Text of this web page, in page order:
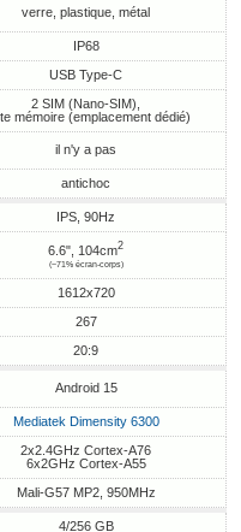
verre, plastique, métal
IP68
USB Type-C
2 SIM (Nano-SIM),
mémoire (emplacement dédié)
il n'y a pas
antichoc
IPS, 90Hz
6.6", 104cm2
(~71% écran-corps)
1612x720
267
20:9
Android 15
Mediatek Dimensity 6300
2x2.4GHz Cortex-A76
6x2GHz Cortex-A55
Mali-G57 MP2, 950MHz
4/256 GB